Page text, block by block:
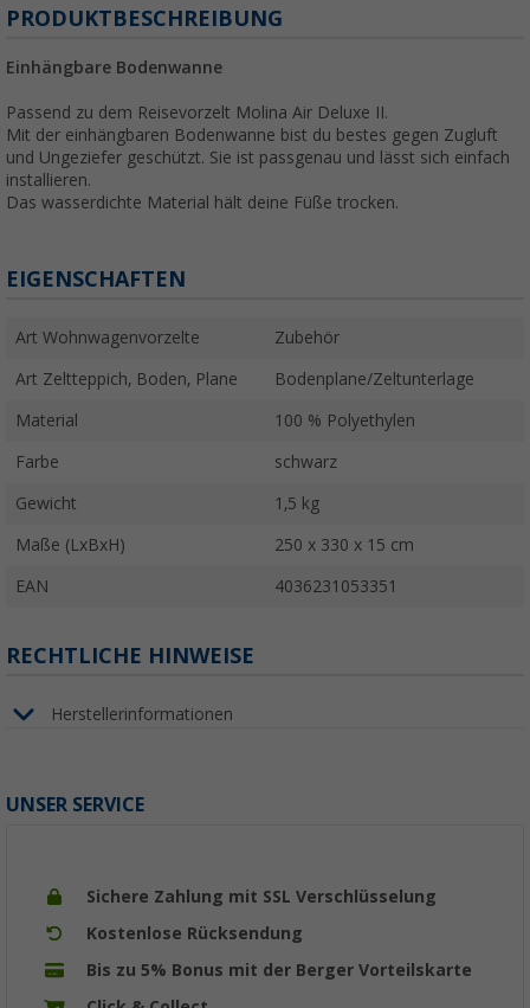
PRODUKTBESCHREIBUNG
Einhängbare Bodenwanne
Passend zu dem Reisevorzelt Molina Air Deluxe II.
Mit der einhängbaren Bodenwanne bist du bestes gegen Zugluft
und Ungeziefer geschützt. Sie ist passgenau und lässt sich einfach
installieren.
Das wasserdichte Material hält deine Füße trocken.
EIGENSCHAFTEN
Art Wohnwagenvorzelte Zubehör
Art Zeltteppich, Boden, Plane Bodenplane/Zeltunterlage
Material 100 % Polyethylen
Farbe schwarz
Gewicht 1,5 kg
Maße (LxBxH) 250 x 330 x 15 cm
EAN 4036231053351
RECHTLICHE HINWEISE
Herstellerinformationen
UNSER SERVICE
Sichere Zahlung mit SSL Verschlüsselung
Kostenlose Rücksendung
Bis zu 5% Bonus mit der Berger Vorteilskarte